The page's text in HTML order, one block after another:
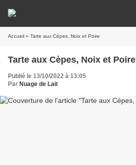
Accueil » Tarte aux Cèpes, Noix et Poire
Tarte aux Cèpes, Noix et Poire
Publié le 13/10/2022 à 13:05
Par Nuage de Lait